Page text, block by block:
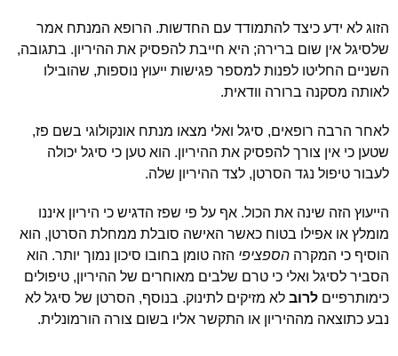
הזוג לא ידע כיצד להתמודד עם החדשות. הרופא המנתח אמר
שלסיגל אין שום ברירה; היא חייבת להפסיק את ההיריון. בתגובה,
השניים החליטו לפנות למספר פגישות ייעוץ נוספות, שהובילו
לאותה מסקנה ברורה וודאית.
לאחר הרבה רופאים, סיגל ואלי מצאו מנתח אונקולוגי בשם פז,
שטען כי אין צורך להפסיק את ההיריון. הוא טען כי סיגל יכולה
לעבור טיפול נגד הסרטן, לצד ההיריון שלה.
הייעוץ הזה שינה את הכול. אף על פי שפז הדגיש כי היריון איננו
מומלץ או אפילו בטוח כאשר האישה סובלת ממחלת הסרטן, הוא
הוסיף כי המקרה הספציפי הזה טומן בחובו סיכון נמוך יותר. הוא
הסביר לסיגל ואלי כי טרם שלבים מאוחרים של ההיריון, טיפולים
כימותרפיים לרוב לא מזיקים לתינוק. בנוסף, הסרטן של סיגל לא
נבע כתוצאה מההיריון או התקשר אליו בשום צורה הורמונלית.